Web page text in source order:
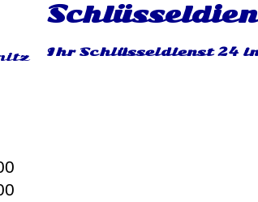
Ihr Schlüsseldienst 24